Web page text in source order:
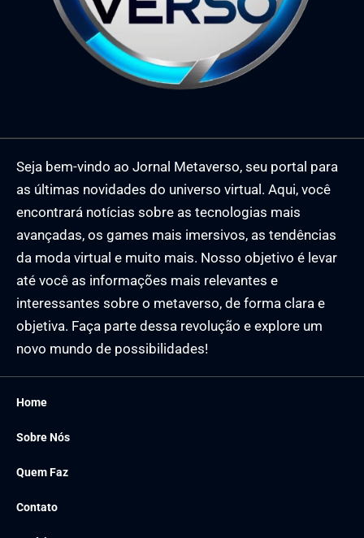
Seja bem-vindo ao Jornal Metaverso, seu portal para
as últimas novidades do universo virtual. Aqui, você
encontrará notícias sobre as tecnologias mais
avançadas, os games mais imersivos, as tendências
da moda virtual e muito mais. Nosso objetivo é levar
até você as informações mais relevantes e
interessantes sobre o metaverso, de forma clara e
objetiva. Faça parte dessa revolução e explore um
novo mundo de possibilidades!
Home
Sobre Nós
Quem Faz
Contato